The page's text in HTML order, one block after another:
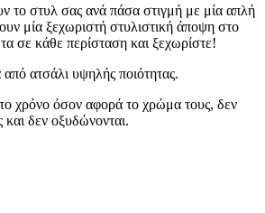
το στυλ σας ανά πάσα στιγμή με μία απλή
μία ξεχωριστή στυλιστική άποψη στο
σε κάθε περίσταση και ξεχωρίστε!
ατσάλι υψηλής ποιότητας.
χρόνο όσον αφορά το χρώμα τους, δεν
δεν οξυδώνονται.